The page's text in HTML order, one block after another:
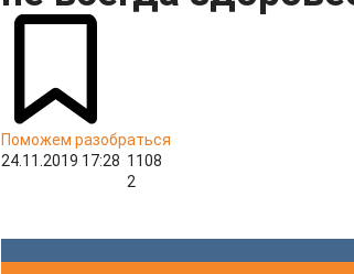
Поможем разобраться
24.11.2019 17:28 1108
2